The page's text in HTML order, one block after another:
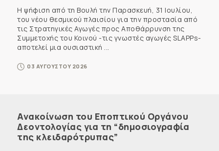
Η ψήφιση από τη Βουλή την Παρασκευή, 31 Ιουλίου,
του νέου θεσμικού πλαισίου για την προστασία από
τις Στρατηγικές Αγωγές προς Αποθάρρυνση της
Συμμετοχής του Κοινού -τις γνωστές αγωγές SLAPPs-
αποτελεί μια ουσιαστική ...
03 ΑΥΓΟΥΣΤΟΥ 2026
Ανακοίνωση του Εποπτικού Οργάνου
Δεοντολογίας για τη “δημοσιογραφία
της κλειδαρότρυπας”